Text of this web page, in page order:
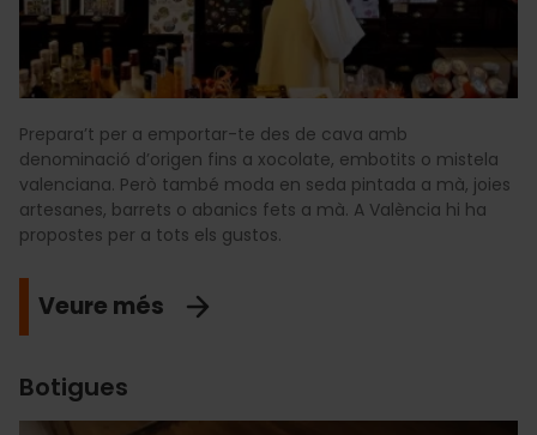
Prepara’t per a emportar-te des de cava amb
denominació d’origen fins a xocolate, embotits o mistela
valenciana. Però també moda en seda pintada a mà, joies
artesanes, barrets o abanics fets a mà. A València hi ha
propostes per a tots els gustos.
Veure més
Botigues